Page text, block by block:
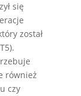
się
został
również
czy